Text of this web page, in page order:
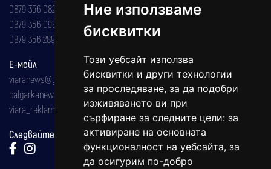
Ние използваме
бисквитки
Този уебсайт използва
бисквитки и други технологии
за проследяване, за да подобри
изживяването ви при
сърфиране за следните цели: за
активиране на основната
функционалност на уебсайта, за
да осигурим по-добро
0879 356 082
0879 356 098
0879 356 289
Е-мейл
viaranews@gmail.com
balgarkanews@gmail.com
viara_reklama@mail.bg
Следвайте ни: